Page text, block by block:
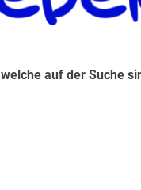
auf der Suche